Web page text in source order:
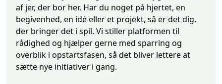
af jer, der bor her. Har du noget på hjertet, en
begivenhed, en idé eller et projekt, så er det dig,
der bringer det i spil. Vi stiller platformen til
rådighed og hjælper gerne med sparring og
overblik i opstartsfasen, så det bliver lettere at
sætte nye initiativer i gang.